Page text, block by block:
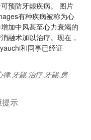
预防牙龈疾病。 图片
有种疾病被称为心
加中风甚至心力衰竭的
融术加以治疗。现在，
和同事已经证
律,牙龈,治疗,牙龈,房